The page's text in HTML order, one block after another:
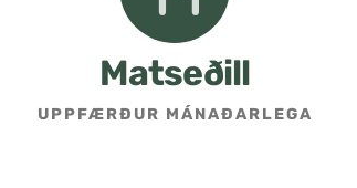
Matseðill
UPPFÆRÐUR MÁNAÐARLEGA